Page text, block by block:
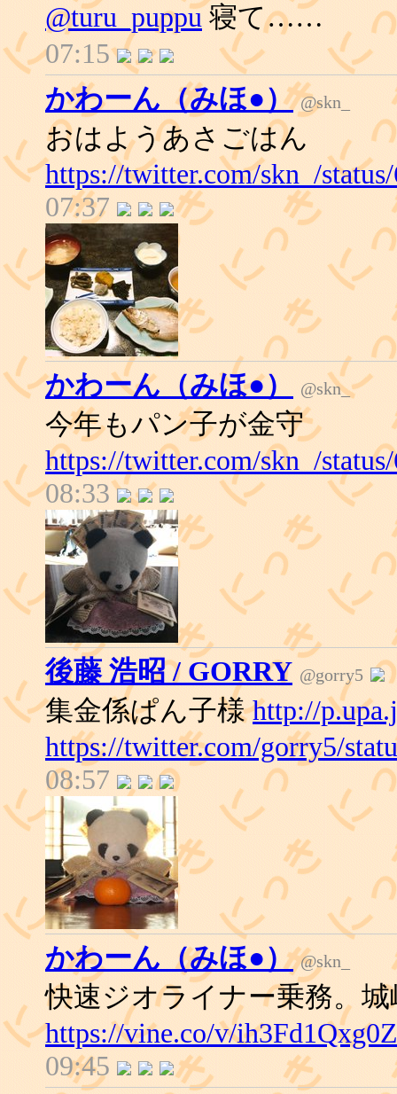
@turu_puppu寝て……
07:15
かわーん（みほ●） @skn_
おはようあさごはん
https://twitter.com/skn_/
07:37
かわーん（みほ●） @skn_
今年もパン子が金守
https://twitter.com/skn_/
08:33
後藤 浩昭 / GORRY @gorry5
集金係ぱん子様http://
https://twitter.com/gorry5/
08:57
かわーん（みほ●） @skn_
快速ジオライナー乗務。
https://vine.co/v/ih3Fd1Qxg0Z
09:45